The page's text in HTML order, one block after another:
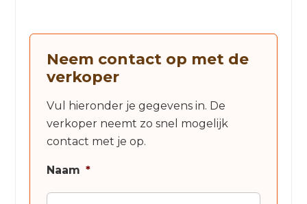
Neem contact op met de
verkoper
Vul hieronder je gegevens in. De
verkoper neemt zo snel mogelijk
contact met je op.
Naam *